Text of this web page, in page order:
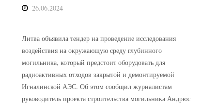
26.06.2024
Литва объявила тендер на проведение исследования
воздействия на окружающую среду глубинного
могильника, который предстоит оборудовать для
радиоактивных отходов закрытой и демонтируемой
Игналинской АЭС. Об этом сообщил журналистам
руководитель проекта строительства могильника Андрюс